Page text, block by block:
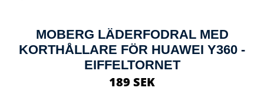
MOBERG LÄDERFODRAL MED
KORTHÅLLARE FÖR HUAWEI Y360 -
EIFFELTORNET
189 SEK